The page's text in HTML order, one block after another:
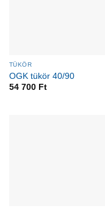
TÜKÖR
OGK tükör 40/90
54 700 Ft